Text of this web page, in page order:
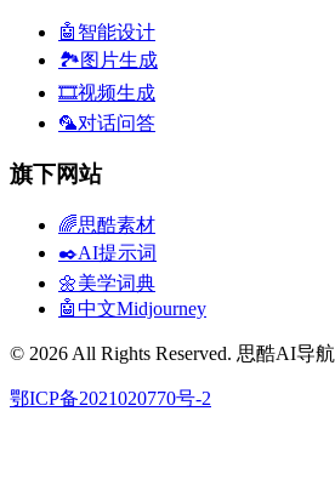
🤖智能设计
🏞️图片生成
🎞️视频生成
🦜对话问答
旗下网站
🌈思酷素材
✒️AI提示词
🌼美学词典
🤖中文Midjourney
© 2026 All Rights Reserved. 思酷AI导航
鄂ICP备2021020770号-2